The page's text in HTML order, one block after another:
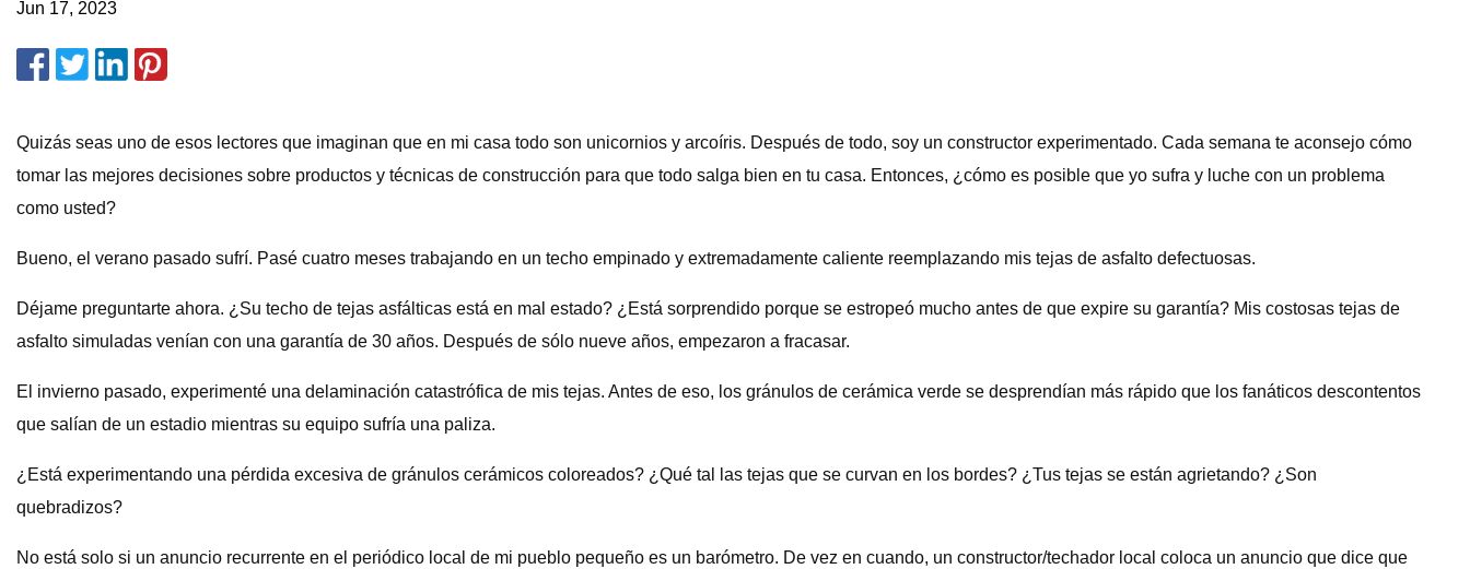
Jun 17, 2023
Quizás seas uno de esos lectores que imaginan que en mi casa todo son unicornios y arcoíris. Después de todo, soy un constructor experimentado. Cada semana te aconsejo cómo
tomar las mejores decisiones sobre productos y técnicas de construcción para que todo salga bien en tu casa. Entonces, ¿cómo es posible que yo sufra y luche con un problema
como usted?
Bueno, el verano pasado sufrí. Pasé cuatro meses trabajando en un techo empinado y extremadamente caliente reemplazando mis tejas de asfalto defectuosas.
Déjame preguntarte ahora. ¿Su techo de tejas asfálticas está en mal estado? ¿Está sorprendido porque se estropeó mucho antes de que expire su garantía? Mis costosas tejas de
asfalto simuladas venían con una garantía de 30 años. Después de sólo nueve años, empezaron a fracasar.
El invierno pasado, experimenté una delaminación catastrófica de mis tejas. Antes de eso, los gránulos de cerámica verde se desprendían más rápido que los fanáticos descontentos
que salían de un estadio mientras su equipo sufría una paliza.
¿Está experimentando una pérdida excesiva de gránulos cerámicos coloreados? ¿Qué tal las tejas que se curvan en los bordes? ¿Tus tejas se están agrietando? ¿Son
quebradizos?
No está solo si un anuncio recurrente en el periódico local de mi pueblo pequeño es un barómetro. De vez en cuando, un constructor/techador local coloca un anuncio que dice que